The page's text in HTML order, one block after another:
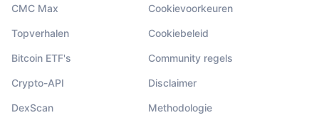
CMC Max
Topverhalen
Bitcoin ETF's
Crypto-API
DexScan
Cookievoorkeuren
Cookiebeleid
Community regels
Disclaimer
Methodologie